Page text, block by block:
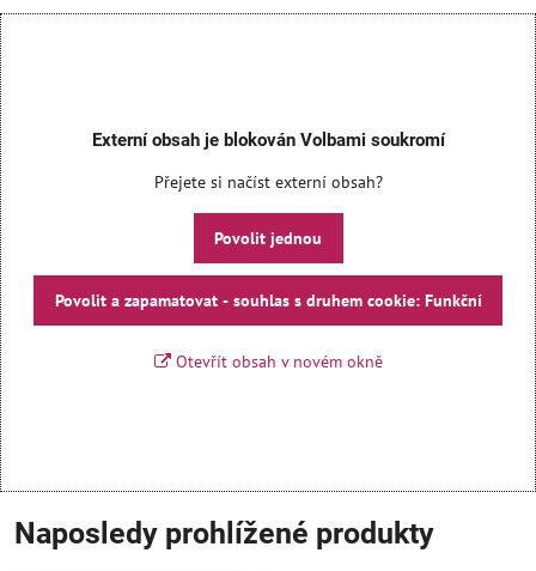
Externí obsah je blokován Volbami soukromí
Přejete si načíst externí obsah?
Povolit jednou
Povolit a zapamatovat - souhlas s druhem cookie: Funkční
Otevřít obsah v novém okně
Naposledy prohlížené produkty